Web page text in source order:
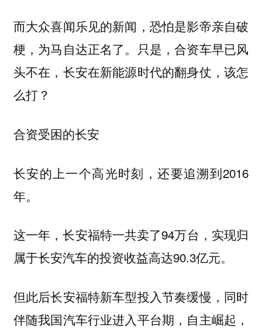
而大众喜闻乐见的新闻，恐怕是影帝亲自破
梗，为马自达正名了。只是，合资车早已风
头不在，长安在新能源时代的翻身仗，该怎
么打？
合资受困的长安
长安的上一个高光时刻，还要追溯到2016
年。
这一年，长安福特一共卖了94万台，实现归
属于长安汽车的投资收益高达90.3亿元。
但此后长安福特新车型投入节奏缓慢，同时
伴随我国汽车行业进入平台期，自主崛起，